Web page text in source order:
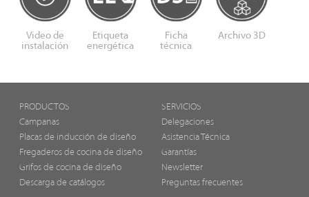
Video de
instalación
Etiqueta
energética
Ficha
técnica
Archivo 3D
PRODUCTOS
Campanas
Placas de inducción de diseño
Fregaderos de cocina de diseño
Grifos de cocina de diseño
Descarga de catálogos
SERVICIOS
Delegaciones
Asistencia Técnica
Garantías
Newsletter
Preguntas frecuentes